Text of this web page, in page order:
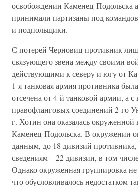
освобождении Каменец-Подольска
принимали партизаны под
и подпольщики.
С потерей Черновиц противник
связующего звена между своими
действующими к северу и югу от
1-я танковая армия противника
отсечена от 4-й танковой армии, а
правофланговых соединений 2-го
г. Хотин она оказалась окруженной
Каменец-Подольска. В окружении
данным, до 18 дивизий
сведениям – 22 дивизии, в том
Однако окруженная группировка
что обусловливалось недостатком